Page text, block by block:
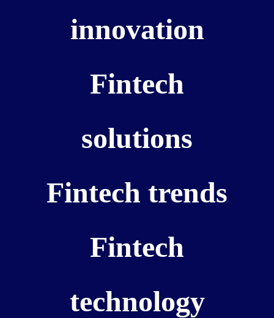
innovation
Fintech
solutions
Fintech trends
Fintech
technology